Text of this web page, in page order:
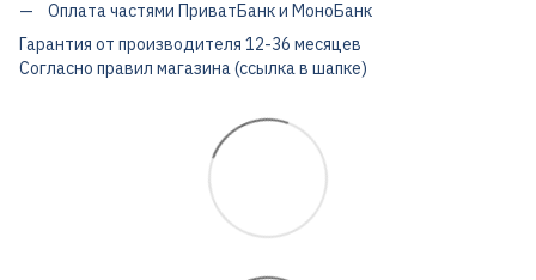
Оплата частями ПриватБанк и МоноБанк
Гарантия от производителя 12-36 месяцев
Согласно правил магазина (ссылка в шапке)